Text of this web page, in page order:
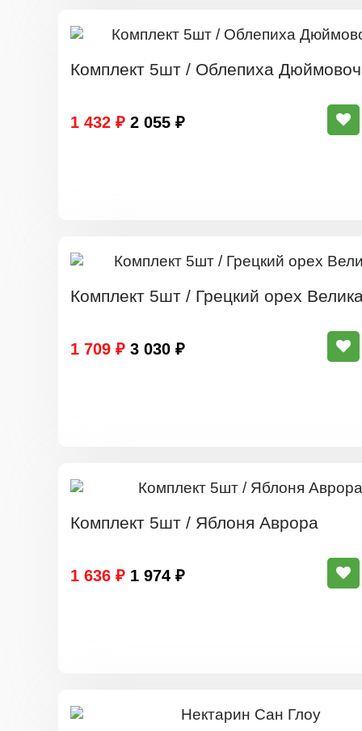
Комплект 5шт / Облепиха
1 432 ₽ 2 055 ₽
Комплект 5шт / Грецкий орех
1 709 ₽ 3 030 ₽
Комплект 5шт / Яблоня Аврора
1 636 ₽ 1 974 ₽